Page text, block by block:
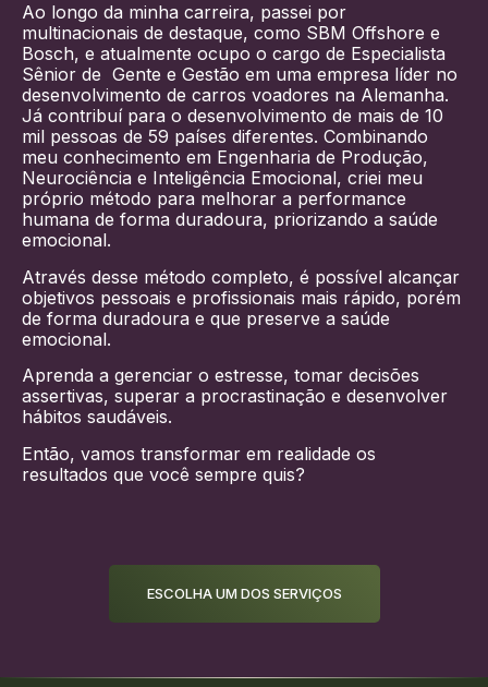
Ao longo da minha carreira, passei por
multinacionais de destaque, como SBM Offshore e
Bosch, e atualmente ocupo o cargo de Especialista
Sênior de Gente e Gestão em uma empresa líder no
desenvolvimento de carros voadores na Alemanha.
Já contribuí para o desenvolvimento de mais de 10
mil pessoas de 59 países diferentes. Combinando
meu conhecimento em Engenharia de Produção,
Neurociência e Inteligência Emocional, criei meu
próprio método para melhorar a performance
humana de forma duradoura, priorizando a saúde
emocional.
Através desse método completo, é possível alcançar
objetivos pessoais e profissionais mais rápido, porém
de forma duradoura e que preserve a saúde
emocional.
Aprenda a gerenciar o estresse, tomar decisões
assertivas, superar a procrastinação e desenvolver
hábitos saudáveis.
Então, vamos transformar em realidade os
resultados que você sempre quis?
ESCOLHA UM DOS SERVIÇOS